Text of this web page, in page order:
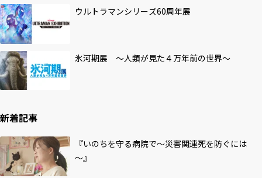
ウルトラマンシリーズ60周年展
氷河期展 ～人類が見た４万年前の世界～
新着記事
『いのちを守る病院で～災害関連死を防ぐには
～』